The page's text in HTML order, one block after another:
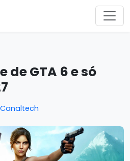
de GTA 6 e só
Canaltech